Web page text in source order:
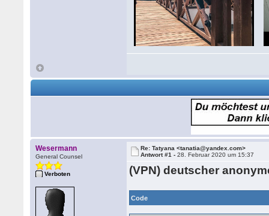
Wesermann
General Counsel
Verboten
Re: Tatyana <tanatia@yandex.com>
Antwort #1 -28. Februar 2020 um 15:37
(VPN) deutscher
Code